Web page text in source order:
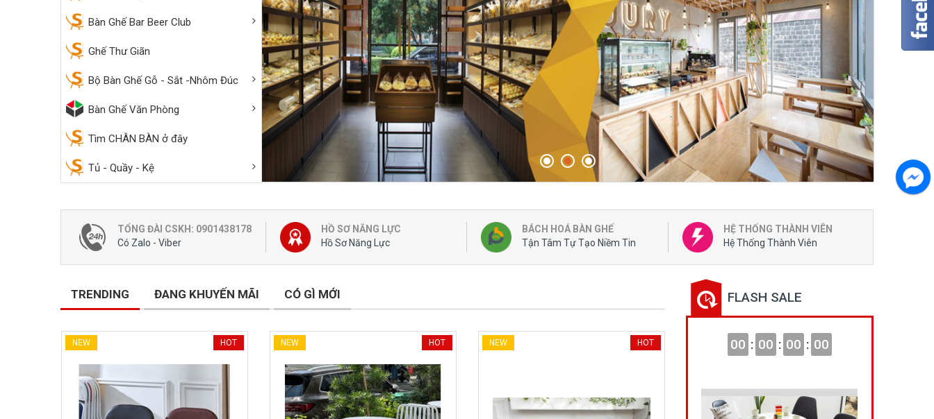
Bàn Ghế Bar Beer Club Bàn Ghế Thông Minh
Bàn Ghế Nhập Khẩu
Bàn Ghế Decor
Bàn Ghế Trending
Bàn ghế Vintage
Bàn Trà
Ghế Thư Giãn
Bộ Bàn Ghế Gỗ - Sắt -Nhôm Đúc Bàn Ghế Mặt Gỗ Chân Sắt
Bàn Ghế Văn Phòng Setup Trọn Gói
Tìm CHÂN BÀN ở đây
Tủ - Quầy - Kệ
Bàn Trang Điểm
Kệ Trang Trí
Kệ Gỗ
Quầy Gỗ
Kệ TiVi
TỔNG ĐÀI CSKH: 0901438178
Có Zalo - Viber
HỒ SƠ NĂNG LỰC
Hồ Sơ Năng Lực
BÁCH HOÁ BÀN GHẾ
Tận Tâm Tự Tạo Niềm Tin
HỆ THỐNG THÀNH VIÊN
Hệ Thống Thành Viên
TRENDING ĐANG KHUYẾN MÃI CÓ GÌ MỚI
NEW HOT NEW HOT NEW HOT
FLASH SALE
00 : 00 : 00 : 00